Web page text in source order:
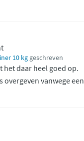
10 kg geschreven
het daar heel goed op.
vanwege een